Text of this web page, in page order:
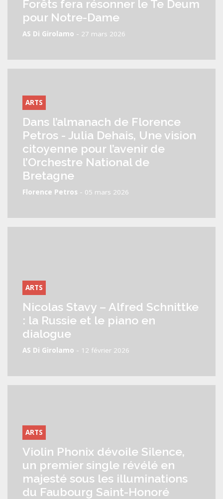
Forêts fera résonner le Te Deum
pour Notre-Dame
AS Di Girolamo - 27 mars 2026
ARTS
Dans l’almanach de Florence
Petros - Julia Dehais, Une vision
citoyenne pour l’avenir de
l’Orchestre National de
Bretagne
Florence Petros - 05 mars 2026
ARTS
Nicolas Stavy – Alfred Schnittke
: la Russie et le piano en
dialogue
AS Di Girolamo - 12 février 2026
ARTS
Violin Phonix dévoile Silence,
un premier single révélé en
majesté sous les illuminations
du Faubourg Saint-Honoré